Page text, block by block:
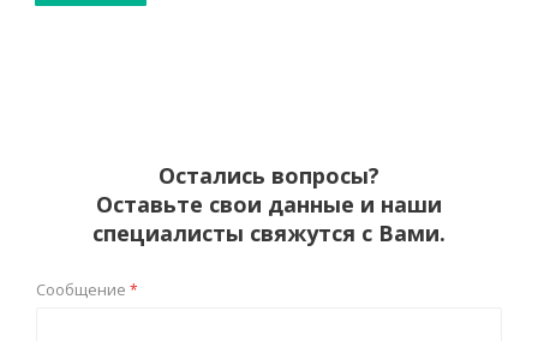
Остались вопросы?
Оставьте свои данные и наши
специалисты свяжутся с Вами.
Сообщение *